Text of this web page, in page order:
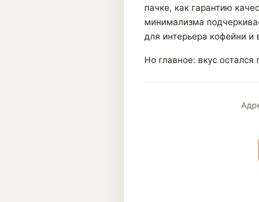
пачке, как гарантию
минимализма
для интерьера кофейни и
Но главное: вкус